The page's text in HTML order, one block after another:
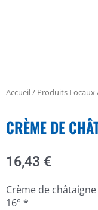
Accueil/ Produits Locaux
CRÈME DE
16,43 €
Crème de
16° *